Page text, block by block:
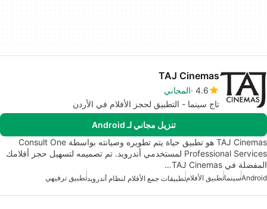
TAJ Cinemas
4.6 المجاني
تاج سينما - التطبيق لحجز الأفلام في الأردن
تنزيل مجاني لـ Android
TAJ Cinemas هو تطبيق حياة يتم تطويره وصيانته بواسطة Consult One
Professional Services لمستخدمي أندرويد. تم تصميمه لتسهيل حجز أفلامك
المفضلة في TAJ Cinemas…
Androidسينماتطبيق الأفلامتطبيقات جمع الأفلام لنظام أندرويدتطبيق ترفيهي